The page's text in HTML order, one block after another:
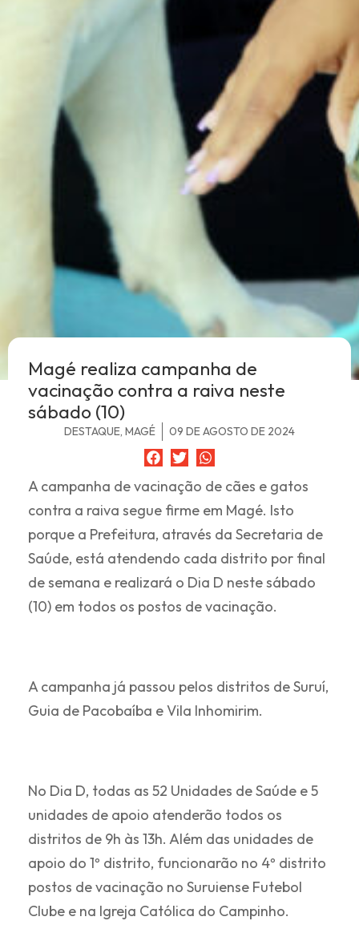
Magé realiza campanha de
vacinação contra a raiva neste
sábado (10)
DESTAQUE, MAGÉ 09 DE AGOSTO DE 2024
A campanha de vacinação de cães e gatos
contra a raiva segue firme em Magé. Isto
porque a Prefeitura, através da Secretaria de
Saúde, está atendendo cada distrito por final
de semana e realizará o Dia D neste sábado
(10) em todos os postos de vacinação.
A campanha já passou pelos distritos de Suruí,
Guia de Pacobaíba e Vila Inhomirim.
No Dia D, todas as 52 Unidades de Saúde e 5
unidades de apoio atenderão todos os
distritos de 9h às 13h. Além das unidades de
apoio do 1º distrito, funcionarão no 4º distrito
postos de vacinação no Suruiense Futebol
Clube e na Igreja Católica do Campinho.